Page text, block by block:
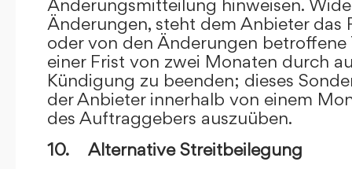
Änderungsmitteilung hinweisen.
Änderungen, steht dem Anbieter das
oder von den Änderungen betroffene
einer Frist von zwei Monaten durch
Kündigung zu beenden; dieses
der Anbieter innerhalb von einem
des Auftraggebers auszuüben.
10. Alternative Streitbeilegung